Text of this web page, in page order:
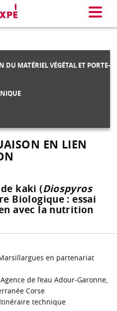
Menu
DU MATÉRIEL VÉGÉTAL ET PORTE-
EN LIEN
kaki (Diospyros
Biologique : essai
avec la nutrition
en partenariat
de l’eau Adour-Garonne,
Corse
technique